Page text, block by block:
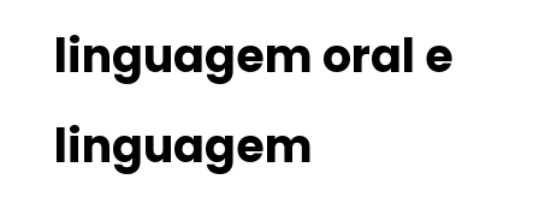
linguagem oral e
linguagem